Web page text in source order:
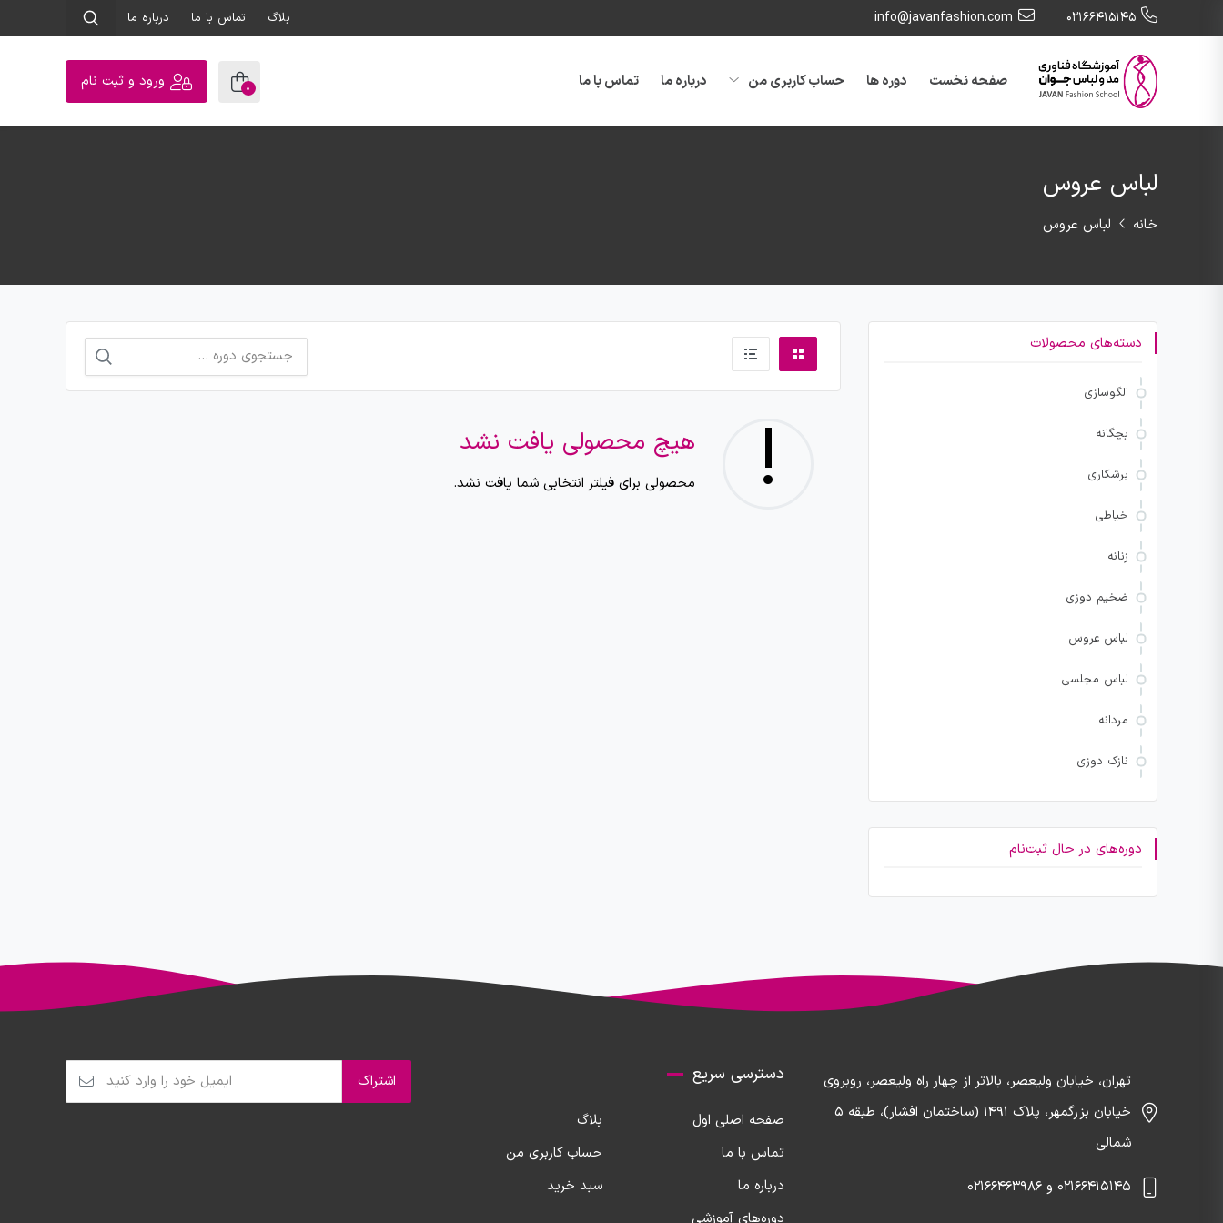
021۶۶۴۱۵۱۴۵ info@javanfashion.com بلاگ تماس با ما درباره ما
صفحه نخست دوره ها حساب کاربری من درباره ما تماس با ما 0 ورود و ثبت نام
لباس عروس
خانه لباس عروس
جستجو
برای:
! هیچ محصولی یافت نشد
محصولی برای فیلتر انتخابی شما یافت نشد.
دسته‌های محصولات
الگوسازی
بچگانه
برشکاری
خیاطی
زنانه
ضخیم دوزی
لباس عروس
لباس مجلسی
مردانه
نازک دوزی
دوره‌های در حال ثبت‌نام
تهران، خیابان ولیعصر، بالاتر از چهار راه ولیعصر، روبروی
خیابان بزرگمهر، پلاک ۱۴۹۱ (ساختمان افشار)، طبقه 5
شمالی
02166415145 و 02166463986
دسترسی سریع
صفحه اصلی اول
بلاگ
تماس با ما
حساب کاربری من
درباره ما
سبد خرید
دوره‌های آموزشی